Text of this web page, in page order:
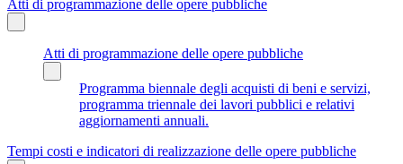
Atti di programmazione delle opere pubbliche
Atti di programmazione delle opere pubbliche
Programma biennale degli acquisti di beni e servizi,
programma triennale dei lavori pubblici e relativi
aggiornamenti annuali.
Tempi costi e indicatori di realizzazione delle opere pubbliche